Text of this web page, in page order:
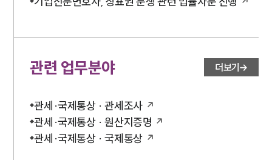
관련 업무분야 더보기
관세·국제통상 · 관세조사
관세·국제통상 · 원산지증명
관세·국제통상 · 국제통상